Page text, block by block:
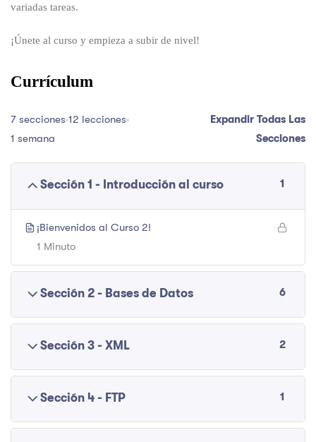
variadas tareas.
¡Únete al curso y empieza a subir de nivel!
Currículum
7 secciones 12 lecciones
1 semana
Expandir Todas Las
Secciones
Sección 1 - Introducción al curso 1
¡Bienvenidos al Curso 2!
1 Minuto
Sección 2 - Bases de Datos 6
Sección 3 - XML 2
Sección 4 - FTP 1